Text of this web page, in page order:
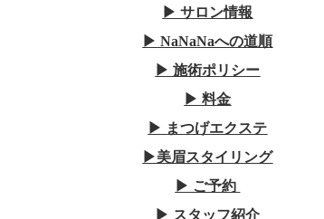
▶︎ サロン情報
▶︎ NaNaNaへの道順
▶︎ 施術ポリシー
▶︎ 料金
▶︎ まつげエクステ
▶︎美眉スタイリング
▶︎ ご予約
▶︎ スタッフ紹介